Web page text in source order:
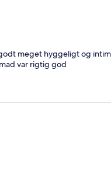
meget hyggeligt og
var rigtig god